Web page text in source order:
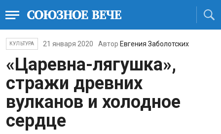
КУЛЬТУРА 21 января 2020 Автор Евгения Заболотских
«Царевна-лягушка»,
стражи древних
вулканов и холодное
сердце